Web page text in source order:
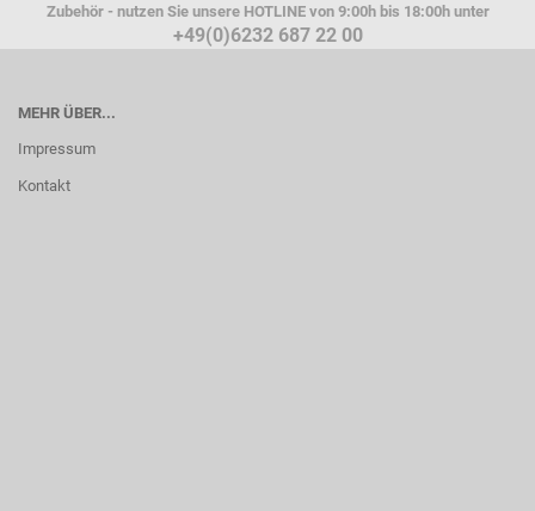
Zubehör - nutzen Sie unsere HOTLINE von 9:00h bis 18:00h unter
+49(0)6232 687 22 00
MEHR ÜBER...
Impressum
Kontakt